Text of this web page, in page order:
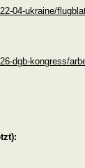
04-ukraine/
dgb-kongress/